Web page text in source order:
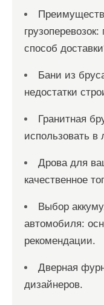
способ
Бани из
недостатки
Гранитная
использовать
Дрова для
качественное
Выбор
автомобиля:
рекомендации.
Дверная
дизайнеров.